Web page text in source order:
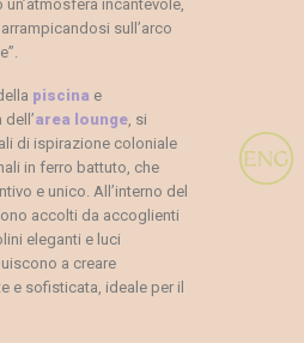
incantevole,
sull’arco
piscina e
area lounge , si
di ispirazione coloniale
in ferro battuto, che
e unico. All’interno del
accolti da accoglienti
eleganti e luci
a creare
e sofisticata, ideale per il